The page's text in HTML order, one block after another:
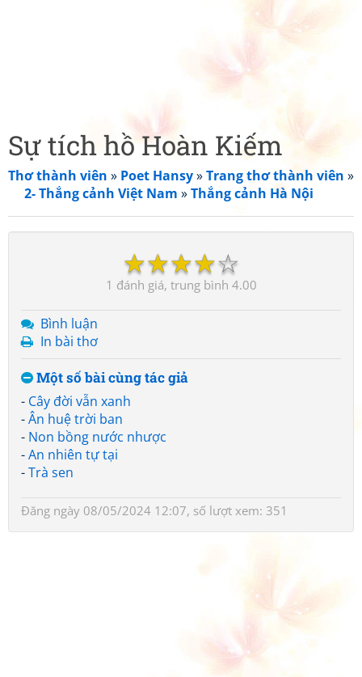
Sự tích hồ Hoàn Kiếm
Thơ thành viên » Poet Hansy»Trang thơ thành viên »
2- Thắng cảnh Việt Nam »Thắng cảnh Hà Nội
☆
☆
☆
☆
☆
1 4.00
Bình luận
In bài thơ
Một số bài cùng tác giả
- Cây đời vẫn xanh
-Ân huệ trời ban
- Non bồng nước nhược
-An nhiên tự tại
-Trà sen
Đăng ngày 08/05/2024 12:07, số lượt xem: 351